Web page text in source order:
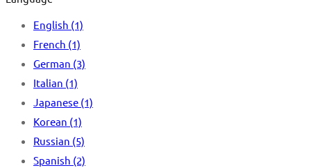
English (1)
French (1)
German (3)
Italian (1)
Japanese (1)
Korean (1)
Russian (5)
Spanish (2)